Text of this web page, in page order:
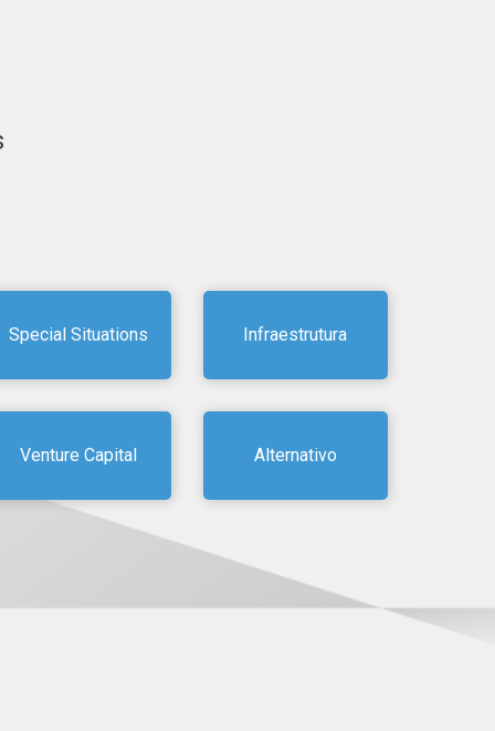
Special Situations Infraestrutura
Venture Capital Alternativo